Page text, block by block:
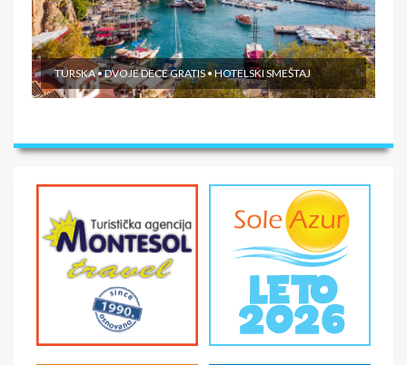
TURSKA • DVOJE DECE GRATIS • HOTELSKI SMEŠTAJ